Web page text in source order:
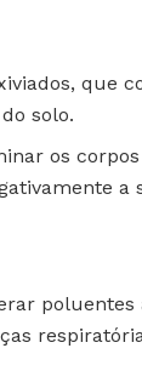
que
solo.
os corpos
a
poluentes